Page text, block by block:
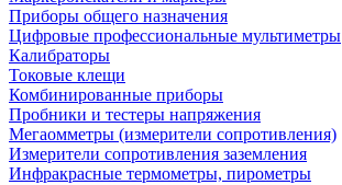
Приборы общего назначения
Цифровые профессиональные мультиметры
Калибраторы
Токовые клещи
Комбинированные приборы
Пробники и тестеры напряжения
Мегаомметры (измерители сопротивления)
Измерители сопротивления заземления
Инфракрасные термометры, пирометры